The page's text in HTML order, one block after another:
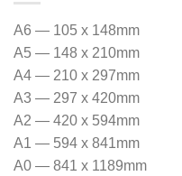
A6 — 105 x 148mm
A5 — 148 x 210mm
A4 — 210 x 297mm
A3 — 297 x 420mm
A2 — 420 x 594mm
A1 — 594 x 841mm
A0 — 841 x 1189mm